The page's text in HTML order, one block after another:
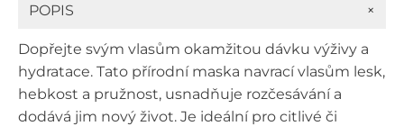
POPIS +
Dopřejte svým vlasům okamžitou dávku výživy a
hydratace. Tato přírodní maska navrací vlasům lesk,
hebkost a pružnost, usnadňuje rozčesávání a
dodává jim nový život. Je ideální pro citlivé či